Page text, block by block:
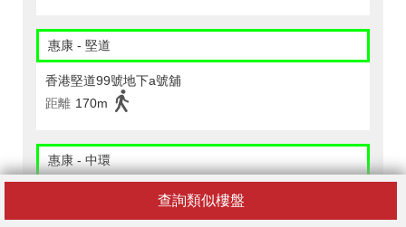
查詢類似樓盤
惠康 - 堅道
香港堅道99號地下a號舖
距離 170m
惠康 - 中環
香港皇后大道中84-90號華光勵精中心地庫
距離 500m